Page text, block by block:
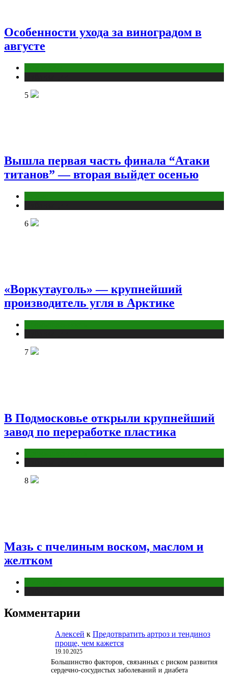
Особенности ухода за виноградом в
августе
5
Вышла первая часть финала “Атаки
титанов” — вторая выйдет осенью
6
«Воркутауголь» — крупнейший
производитель угля в Арктике
7
В Подмосковье открыли крупнейший
завод по переработке пластика
8
Мазь с пчелиным воском, маслом и
желтком
Комментарии
Алексей к Предотвратить артроз и тендиноз
проще, чем кажется
19.10.2025
Большинство факторов, связанных с риском развития
сердечно-сосудистых заболеваний и диабета